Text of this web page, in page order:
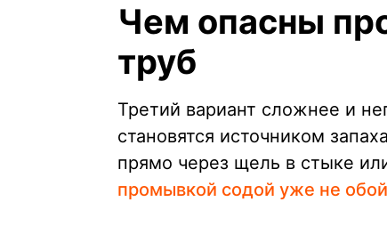
Чем опасны
труб
Третий вариант сложнее и
становятся источником
прямо через щель в стыке
промывкой содой уже не